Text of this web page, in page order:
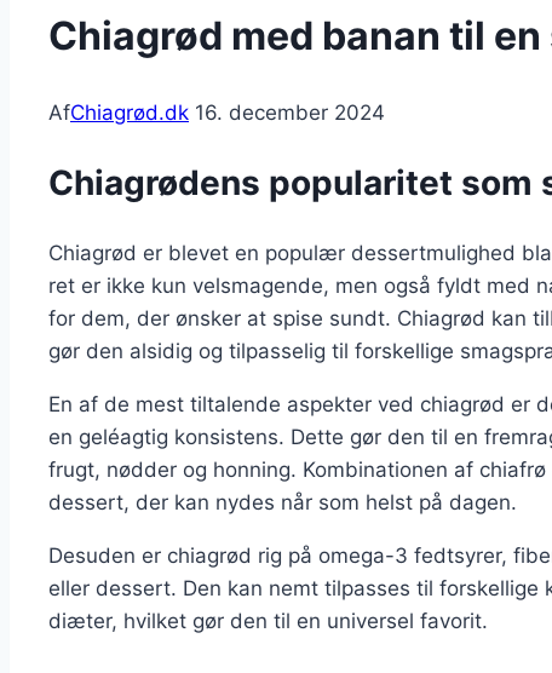
Chiagrød med banan til
AfChiagrød.dk 16. december 2024
Chiagrødens popularitet som
Chiagrød er blevet en populær dessertmulighed
ret er ikke kun velsmagende, men også fyldt med
for dem, der ønsker at spise sundt. Chiagrød kan
gør den alsidig og tilpasselig til forskellige
En af de mest tiltalende aspekter ved chiagrød er
en geléagtig konsistens. Dette gør den til en
frugt, nødder og honning. Kombinationen af
dessert, der kan nydes når som helst på dagen.
Desuden er chiagrød rig på omega-3 fedtsyrer,
eller dessert. Den kan nemt tilpasses til forskellige
diæter, hvilket gør den til en universel favorit.